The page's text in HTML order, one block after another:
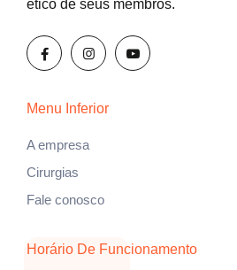
ético de seus membros.
Menu Inferior
A empresa
Cirurgias
Fale conosco
Horário De Funcionamento